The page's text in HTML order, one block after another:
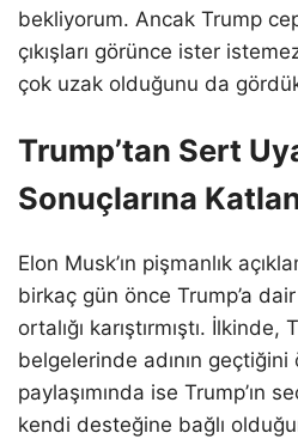
bekliyorum. Ancak Trump
çıkışları görünce ister
çok uzak olduğunu da
Trump’tan Sert
Sonuçlarına
Elon Musk’ın pişmanlık
birkaç gün önce Trump’a
ortalığı karıştırmıştı.
belgelerinde adının
paylaşımında ise Trump’ın
kendi desteğine bağlı